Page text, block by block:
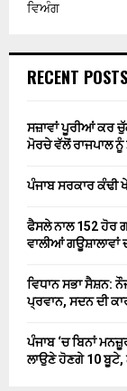
ਵਿਅੰਗ
RECENT POSTS
ਸਜ਼ਾਵਾਂ ਪੂਰੀਆਂ ਕਰ
ਮੋਰਚੇ ਵੱਲੋਂ ਰਾਜਪਾਲ
ਪੰਜਾਬ ਸਰਕਾਰ ਕੰਢੀ
ਫੈਸਲੇ ਨਾਲ 152 ਹੋਰ
ਵਾਲੀਆਂ ਗਊਸ਼ਾਲਾਵਾਂ
ਵਿਧਾਨ ਸਭਾ ਸੈਸ਼ਨ:
ਪ੍ਰਵਾਨ, ਸਦਨ ਦੀ
ਪੰਜਾਬ ‘ਚ ਬਿਨਾਂ
ਲਾਉਣੇ ਹੋਣਗੇ 10 ਬੂਟੇ,